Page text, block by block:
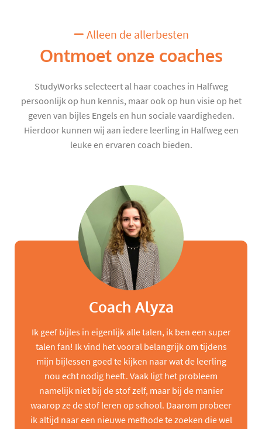
Alleen de allerbesten
Ontmoet onze coaches
StudyWorks selecteert al haar coaches in Halfweg
persoonlijk op hun kennis, maar ook op hun visie op het
geven van bijles Engels en hun sociale vaardigheden.
Hierdoor kunnen wij aan iedere leerling in Halfweg een
leuke en ervaren coach bieden.
Coach Alyza
Ik geef bijles in eigenlijk alle talen, ik ben een super
talen fan! Ik vind het vooral belangrijk om tijdens
mijn bijlessen goed te kijken naar wat de leerling
nou echt nodig heeft. Vaak ligt het probleem
namelijk niet bij de stof zelf, maar bij de manier
waarop ze de stof leren op school. Daarom probeer
ik altijd naar een nieuwe methode te zoeken die wel